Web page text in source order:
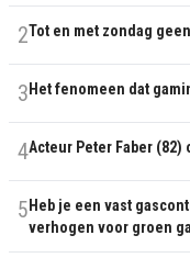
2Tot en met zondag
3 Het fenomeen dat
4Acteur Peter Faber (82)
5 Heb je een vast
verhogen voor groen